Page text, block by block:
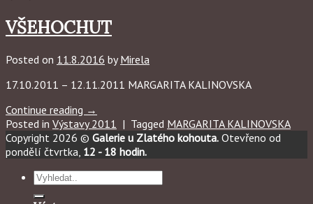
VŠEHOCHUT
Posted on 11.8.2016 byMirela
17.10.2011 – 12.11.2011 MARGARITA KALINOVSKA
Continue reading →
Posted in Výstavy 2011 | Tagged MARGARITA KALINOVSKA
Copyright 2026 © Galerie u Zlatého kohouta. Otevřeno od
pondělí čtvrtka, 12 - 18 hodin.
Hledat: